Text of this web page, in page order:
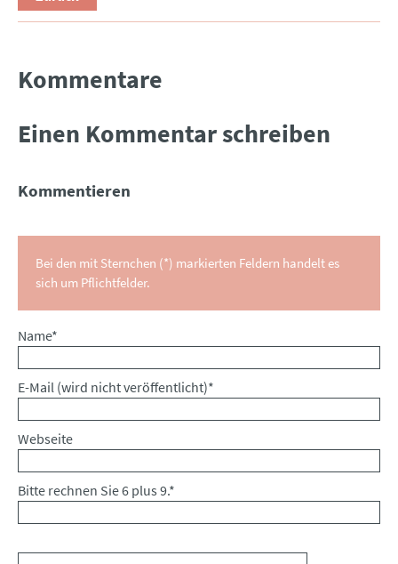
Kommentare
Einen Kommentar schreiben
Kommentieren
Bei den mit Sternchen (*) markierten Feldern handelt es
sich um Pflichtfelder.
Pflichtfeld
Name*
Pflichtfeld
E-Mail (wird nicht veröffentlicht)*
Webseite
Bitte rechnen Sie 6 plus 9.*